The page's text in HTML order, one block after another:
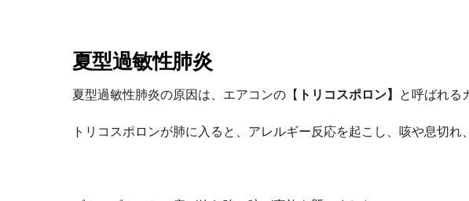
夏型過敏性肺炎
夏型過敏性肺炎の原因は、エアコンの【 トリコスポロン】 と呼ばれる
トリコスポロンが肺に入ると、アレルギー反応を起こし、咳や息切れ